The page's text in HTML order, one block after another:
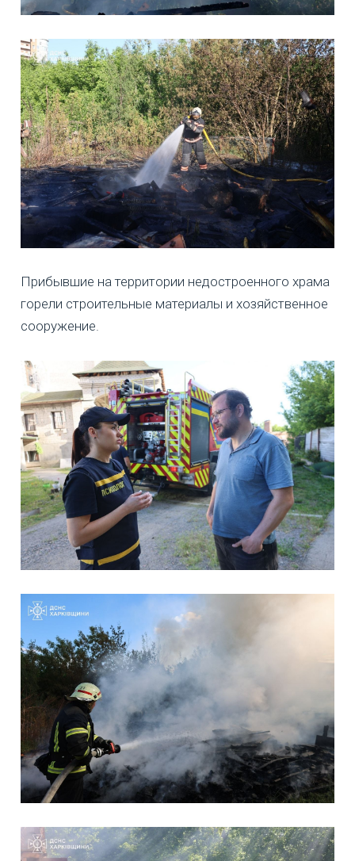
Прибывшие на территории недостроенного храма
горели строительные материалы и хозяйственное
сооружение.